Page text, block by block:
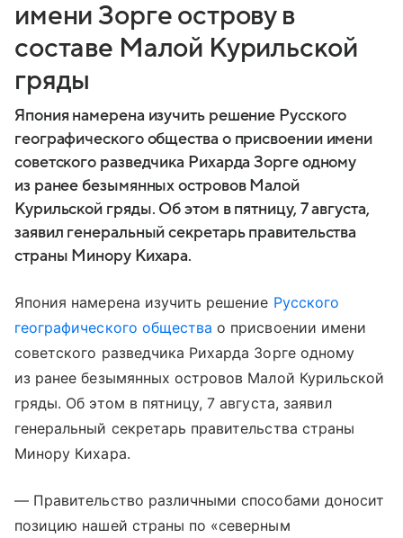
имени Зорге острову в
составе Малой Курильской
гряды
Япония намерена изучить решение Русского
географического общества о присвоении имени
советского разведчика Рихарда Зорге одному
из ранее безымянных островов Малой
Курильской гряды. Об этом в пятницу, 7 августа,
заявил генеральный секретарь правительства
страны Минору Кихара.
Япония намерена изучить решение Русского
географического общества о присвоении имени
советского разведчика Рихарда Зорге одному
из ранее безымянных островов Малой Курильской
гряды. Об этом в пятницу, 7 августа, заявил
генеральный секретарь правительства страны
Минору Кихара.
— Правительство различными способами доносит
позицию нашей страны по «северным